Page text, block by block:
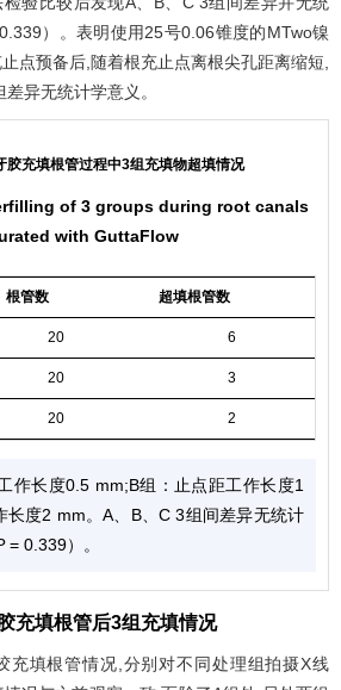
）。表明使用25号0.06锥度的MTwo镍
点预备后,随着根充止点离根尖孔距离缩短,
异无统计学意义。
胶充填根管过程中3组充填物超填情况
of 3 groups during root canals
with GuttaFlow
根管数 超填根管数
20 6
20 3
20 2
作长度0.5 mm;B组：止点距工作长度1
长度2 mm。A、B、C 3组间差异无统计
= 0.339）。
充填根管后3组充填情况
充填根管情况,分别对不同处理组拍摄X线